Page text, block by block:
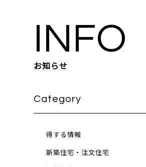
INFO
お知らせ
Category
得する情報
新築住宅・注文住宅